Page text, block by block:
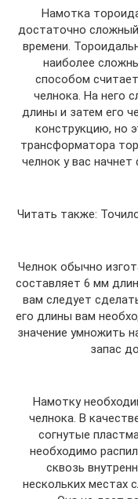
Намотка
достаточно
времени.
наиболее
способом
челнока. На него
длины и затем его
конструкцию, но
трансформатора
челнок у вас
Читать также:
Челнок обычно
составляет 6 мм
вам следует
его длины вам
значение умножить
запас
Намотку
челнока. В
согнутые
необходимо
сквозь
нескольких местах